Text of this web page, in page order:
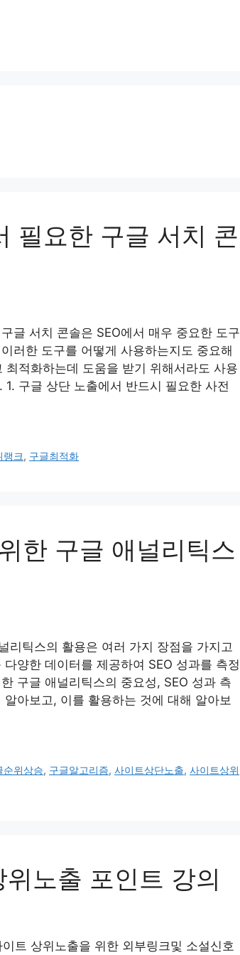
필요한 구글 서치 콘
글 서치 콘솔은 SEO에서 매우 중요한 도구
러한 도구를 어떻게 사용하는지도 중요해
적화하는데 도움을 받기 위해서라도 사용
구글 상단 노출에서 반드시 필요한 사전
랭크, 구글최적화
한 구글 애널리틱스
리틱스의 활용은 여러 가지 장점을 가지고
양한 데이터를 제공하여 SEO 성과를 측정
구글 애널리틱스의 중요성, SEO 성과 측
아보고, 이를 활용하는 것에 대해 알아보
순위상승, 구글알고리즘,사이트상단노출,사이트상위
노출 포인트 강의
트 상위노출을 위한 외부링크및 소설신호